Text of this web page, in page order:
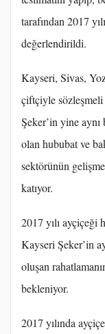
tarafından 2017 yılı
değerlendirildi.
Kayseri, Sivas,
çiftçiyle
Şeker’in yine
olan hububat ve
sektörünün
katıyor.
2017 yılı ayçiçeği
Kayseri Şeker’in
oluşan
bekleniyor.
2017 yılında